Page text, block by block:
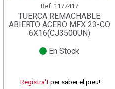
Ref. 1177417
TUERCA REMACHABLE
ABIERTO ACERO MFX 23-CO
6X16(CJ3500UN)
En Stock
Registra't per saber el preu!